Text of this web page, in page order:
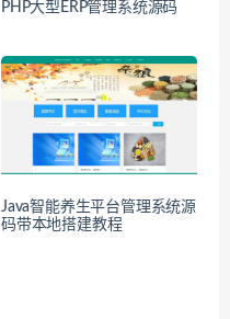
PHP大型ERP管理系统源码
Java智能养生平台管理系统源
码带本地搭建教程